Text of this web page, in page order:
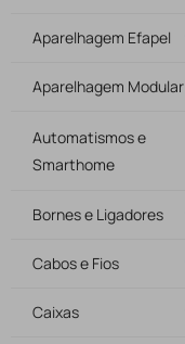
Aparelhagem Efapel
Aparelhagem Modular
Automatismos e
Smarthome
Bornes e Ligadores
Cabos e Fios
Caixas